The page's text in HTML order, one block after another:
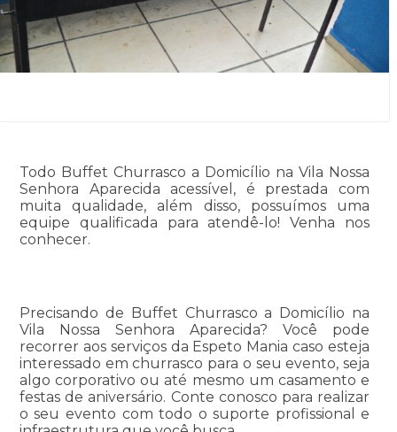
Todo Buffet Churrasco a Domicílio na Vila Nossa
Senhora Aparecida acessível, é prestada com
muita qualidade, além disso, possuímos uma
equipe qualificada para atendê-lo! Venha nos
conhecer.
Precisando de Buffet Churrasco a Domicílio na
Vila Nossa Senhora Aparecida? Você pode
recorrer aos serviços da Espeto Mania caso esteja
interessado em churrasco para o seu evento, seja
algo corporativo ou até mesmo um casamento e
festas de aniversário. Conte conosco para realizar
o seu evento com todo o suporte profissional e